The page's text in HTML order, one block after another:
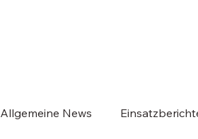
Allgemeine News